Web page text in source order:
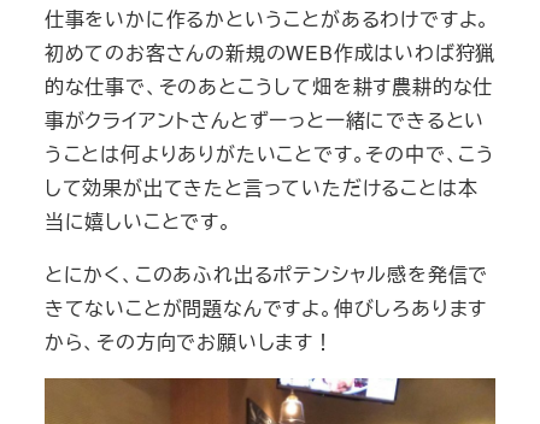
仕事をいかに作るかということがあるわけですよ。
初めてのお客さんの新規のWEB作成はいわば狩猟
的な仕事で、そのあとこうして畑を耕す農耕的な仕
事がクライアントさんとずーっと一緒にできるとい
うことは何よりありがたいことです。その中で、こう
して効果が出てきたと言っていただけることは本
当に嬉しいことです。
とにかく、このあふれ出るポテンシャル感を発信で
きてないことが問題なんですよ。伸びしろあります
から、その方向でお願いします！